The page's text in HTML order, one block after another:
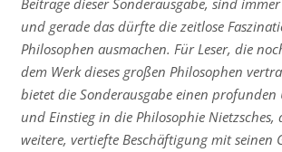
Beiträge dieser Sonderausgabe, sind
und gerade das dürfte die zeitlose
Philosophen ausmachen. Für Leser, die
dem Werk dieses großen Philosophen
bietet die Sonderausgabe einen profunden
und Einstieg in die Philosophie Nietzsches,
weitere, vertiefte Beschäftigung mit seinen